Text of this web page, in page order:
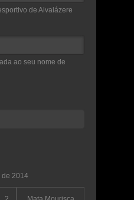
de Alvaiázere
ao seu nome de
de 2014